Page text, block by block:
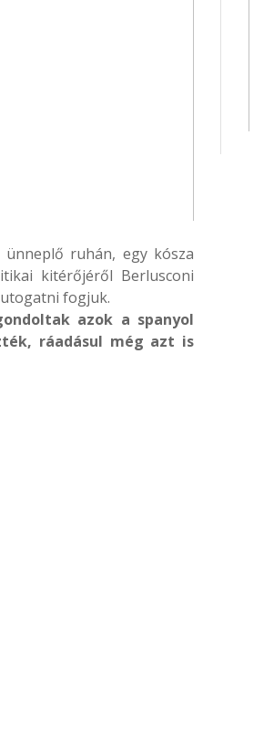
ruhán, egy kósza
kitérőjéről Berlusconi
fogjuk.
azok a spanyol
ráadásul még azt is